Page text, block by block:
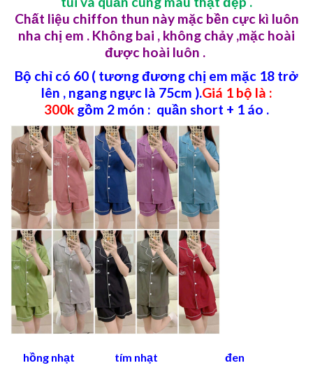
Chất liệu chiffon thun này mặc bền cực kì luôn
nha chị em . Không bai , không chảy ,mặc hoài
được hoài luôn .
Bộ chỉ có 60 ( tương đương chị em mặc 18 trở
lên , ngang ngực là 75cm ).Giá 1 bộ là :
300k gồm 2 món : quần short + 1 áo .
hồng nhạt tím nhạt đen